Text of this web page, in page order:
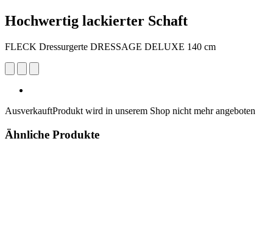
Hochwertig lackierter Schaft
FLECK Dressurgerte DRESSAGE DELUXE 140 cm
AusverkauftProdukt wird in unserem Shop nicht mehr angeboten
Ähnliche Produkte